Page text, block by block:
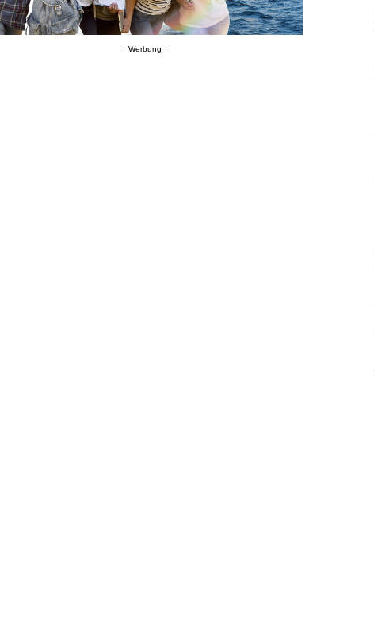
↑ Werbung ↑